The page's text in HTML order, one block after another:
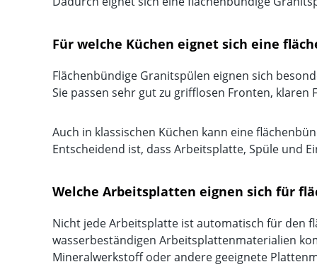
Für welche Küchen eignet sich eine
Flächenbündige Granitspülen eignen sich
Sie passen sehr gut zu grifflosen Fronten,
Auch in klassischen Küchen kann eine
Entscheidend ist, dass Arbeitsplatte, Spüle und
Welche Arbeitsplatten eignen sich für
Nicht jede Arbeitsplatte ist automatisch für den
wasserbeständigen Arbeitsplattenmaterialien
Mineralwerkstoff oder andere geeignete